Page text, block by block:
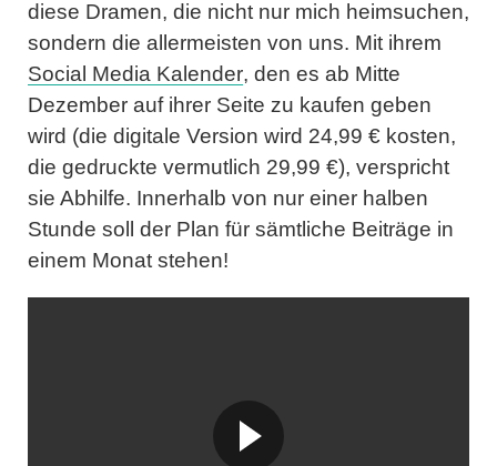
diese Dramen, die nicht nur mich heimsuchen,
sondern die allermeisten von uns. Mit ihrem
Social Media Kalender, den es ab Mitte
Dezember auf ihrer Seite zu kaufen geben
wird (die digitale Version wird 24,99 € kosten,
die gedruckte vermutlich 29,99 €), verspricht
sie Abhilfe. Innerhalb von nur einer halben
Stunde soll der Plan für sämtliche Beiträge in
einem Monat stehen!